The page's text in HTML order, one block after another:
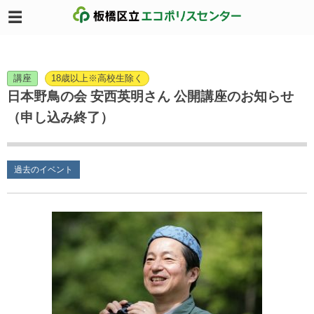
講座 18歳以上※高校生除く
日本野鳥の会 安西英明さん 公開講座のお知らせ
（申し込み終了）
過去のイベント